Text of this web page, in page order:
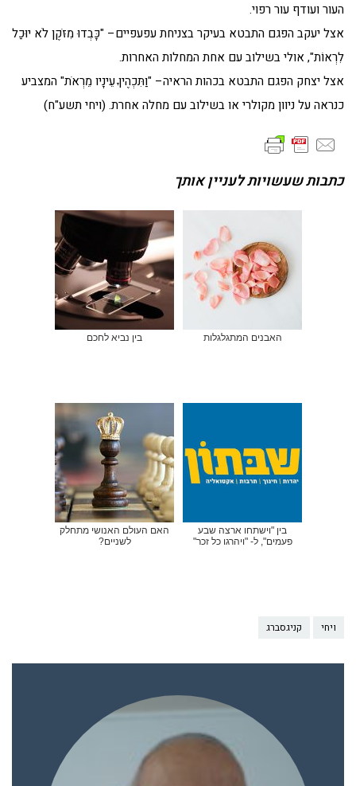
העור ועודף עור רפוי.
אצל יעקב הפגם התבטא בעיקר בצניחת עפעפיים– "כָּבְדוּ מִזֹּקֶן לֹא יוּכַל
לִרְאוֹת", אולי בשילוב עם אחת המחלות האחרות.
אצל יצחק הפגם התבטא בכהות הראיה– "וַתִּכְהֶיןָ עֵינָיו מֵרְאֹת" המצביע
כנראה על ניוון מקולרי או בשילוב עם מחלה אחרת. (ויחי תשע"ח)
כתבות שעשויות לעניין אותך
האבנים המתגלגלות בין נביא לחכם
בין "וישתחו ארצה שבע
פעמים", ל- "ויהרגו כל זכר"
האם העולם האנושי מתחלק
לשניים?
ויחי קניגסברג